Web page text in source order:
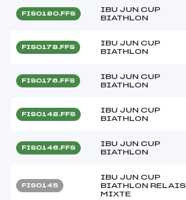
FIS0180.FFS
IBU JUN CUP
BIATHLON
FIS0178.FFS
IBU JUN CUP
BIATHLON
FIS0176.FFS
IBU JUN CUP
BIATHLON
FIS0148.FFS
IBU JUN CUP
BIATHLON
FIS0146.FFS
IBU JUN CUP
BIATHLON
FIS0145
IBU JUN CUP
BIATHLON RELAIS
MIXTE